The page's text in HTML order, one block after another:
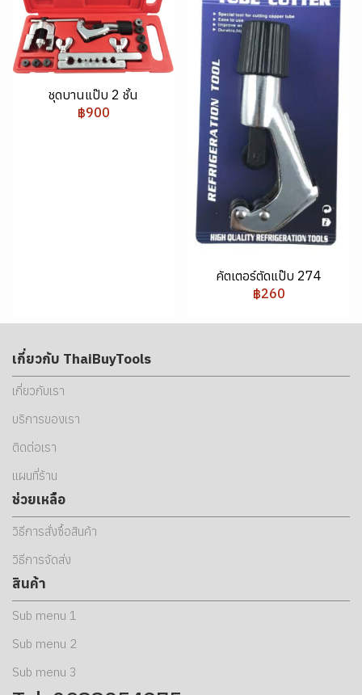
ชุดบานแป๊บ 2 ชั้น
฿900
คัตเตอร์ตัดแป๊บ 274
฿260
เกี่ยวกับ ThaiBuyTools
เกี่ยวกับเรา
บริการของเรา
ติดต่อเรา
แผนที่ร้าน
ช่วยเหลือ
วิธีการสั่งซื้อสินค้า
วิธีการจัดส่ง
สินค้า
Sub menu 1
Sub menu 2
Sub menu 3